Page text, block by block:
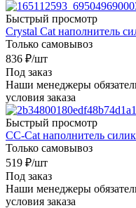
Быстрый просмотр
Crystal Cat наполнитель
Только самовывоз
836 ₽/шт
Под заказ
Наши менеджеры
условия заказа
Быстрый просмотр
CC-Cat наполнитель
Только самовывоз
519 ₽/шт
Под заказ
Наши менеджеры
условия заказа